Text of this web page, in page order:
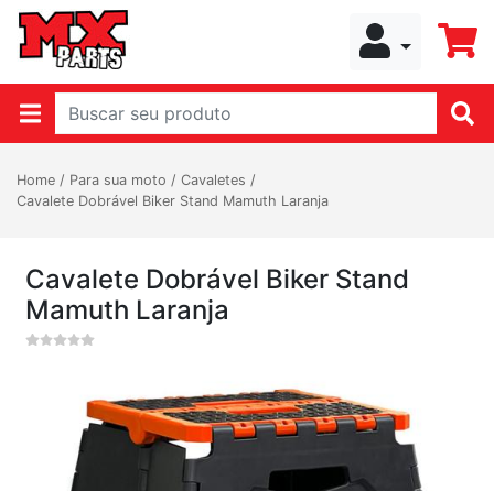
Home / Para sua moto / Cavaletes /
Cavalete Dobrável Biker Stand Mamuth Laranja
Cavalete Dobrável Biker Stand
Mamuth Laranja